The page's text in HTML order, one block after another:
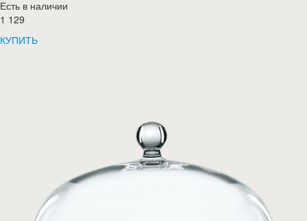
Есть в наличии
1 129
КУПИТЬ